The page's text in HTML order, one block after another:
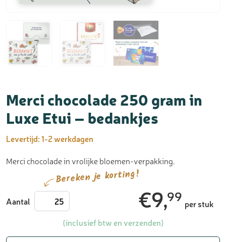
Merci chocolade 250 gram in
Luxe Etui – bedankjes
Levertijd:1-2 werkdagen
Merci chocolade in vrolijke bloemen-verpakking.
Bereken je korting!
Aantal Merci
chocolade
€9,99 per stuk
(inclusief btw en verzenden)